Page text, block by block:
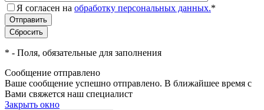
Я согласен на обработку персональных данных.*
* - Поля, обязательные для заполнения
Сообщение отправлено
Ваше сообщение успешно отправлено. В ближайшее время с
Вами свяжется наш специалист
Закрыть окно